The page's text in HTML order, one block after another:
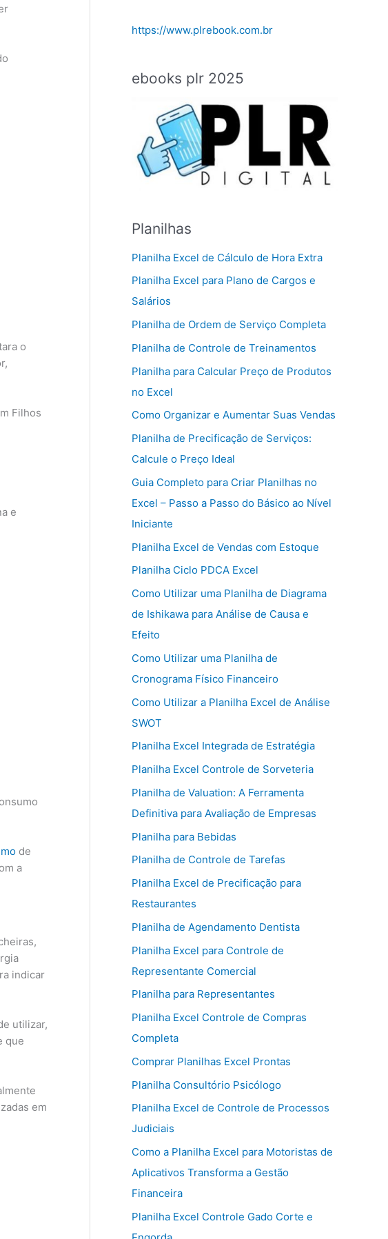
o
Filhos
e
de
a
indicar
utilizar,
que
em
https://www.plrebook.com.br
ebooks plr 2025
Planilhas
Planilha Excel de Cálculo de Hora Extra
Planilha Excel para Plano de Cargos e
Salários
Planilha de Ordem de Serviço Completa
Planilha de Controle de Treinamentos
Planilha para Calcular Preço de Produtos
no Excel
Como Organizar e Aumentar Suas Vendas
Planilha de Precificação de Serviços:
Calcule o Preço Ideal
Guia Completo para Criar Planilhas no
Excel – Passo a Passo do Básico ao Nível
Iniciante
Planilha Excel de Vendas com Estoque
Planilha Ciclo PDCA Excel
Como Utilizar uma Planilha de Diagrama
de Ishikawa para Análise de Causa e
Efeito
Como Utilizar uma Planilha de
Cronograma Físico Financeiro
Como Utilizar a Planilha Excel de Análise
SWOT
Planilha Excel Integrada de Estratégia
Planilha Excel Controle de Sorveteria
Planilha de Valuation: A Ferramenta
Definitiva para Avaliação de Empresas
Planilha para Bebidas
Planilha de Controle de Tarefas
Planilha Excel de Precificação para
Restaurantes
Planilha de Agendamento Dentista
Planilha Excel para Controle de
Representante Comercial
Planilha para Representantes
Planilha Excel Controle de Compras
Completa
Comprar Planilhas Excel Prontas
Planilha Consultório Psicólogo
Planilha Excel de Controle de Processos
Judiciais
Como a Planilha Excel para Motoristas de
Aplicativos Transforma a Gestão
Financeira
Planilha Excel Controle Gado Corte e